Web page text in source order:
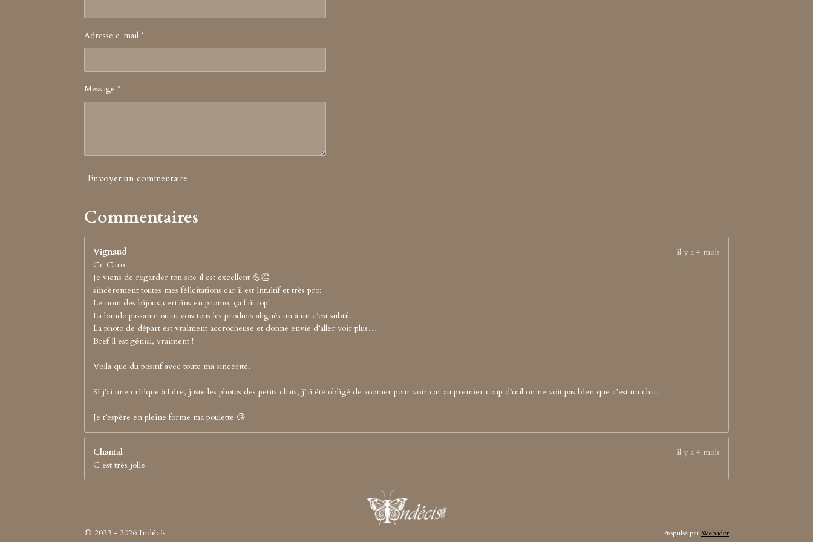
Adresse e-mail *
Message *
Envoyer un commentaire
Commentaires
Vignaud
il y a 4 mois
Cc Caro
Je viens de regarder ton site il est excellent 💪👏
sincèrement toutes mes félicitations car il est intuitif et très pro:
Le nom des bijoux,certains en promo, ça fait top!
La bande passante ou tu vois tous les produits alignés un à un c’est subtil.
La photo de départ est vraiment accrocheuse et donne envie d’aller voir plus…
Bref il est génial, vraiment !
Voilà que du positif avec toute ma sincérité.
Si j’ai une critique à faire, juste les photos des petits chats, j’ai été obligé de zoomer pour voir car au premier coup d’œil on ne voit pas bien que c’est un chat.
Je t’espère en pleine forme ma poulette 😘
Chantal
il y a 4 mois
C est très jolie
© 2023 - 2026 Indécis Propulsé parWebador